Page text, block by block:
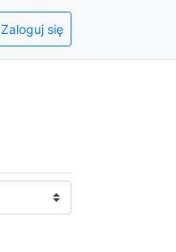
Zaloguj się